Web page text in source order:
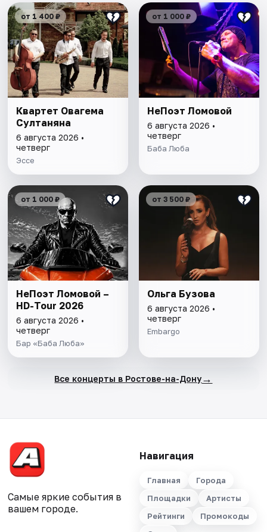
от 1 400 ₽
Квартет Овагема
Султаняна
6 августа 2026 •
четверг
Эссе
от 1 000 ₽
НеПоэт Ломовой
6 августа 2026 •
четверг
Баба Люба
от 1 000 ₽
НеПоэт Ломовой –
HD-Tour 2026
6 августа 2026 •
четверг
Бар «Баба Люба»
от 3 500 ₽
Ольга Бузова
6 августа 2026 •
четверг
Embargo
Все концерты в Ростове-на-Дону→
Самые яркие события в
вашем городе.
Навигация
Главная
Города
Площадки
Артисты
Рейтинги
Промокоды